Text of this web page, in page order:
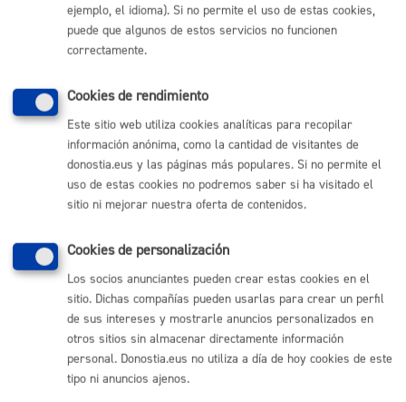
Comunícate con el Ayuntamiento de Donostia / San
Sebastián
(+34) 943 481 000
Buzón de la ciudadanía
Informar de un error en la web
Enlaces útiles
Perfil del contratante
Sede electrónica
Mapas - GeoDonostia
Sala de prensa
Mapa web
Otras páginas web corporativas
ejemplo, el idioma). Si no permite el uso de estas cookies,
puede que algunos de estos servicios no funcionen
correctamente.
Cookies de rendimiento
Este sitio web utiliza cookies analíticas para recopilar
información anónima, como la cantidad de visitantes de
donostia.eus y las páginas más populares. Si no permite el
uso de estas cookies no podremos saber si ha visitado el
sitio ni mejorar nuestra oferta de contenidos.
Cookies de personalización
Los socios anunciantes pueden crear estas cookies en el
sitio. Dichas compañías pueden usarlas para crear un perfil
de sus intereses y mostrarle anuncios personalizados en
otros sitios sin almacenar directamente información
personal. Donostia.eus no utiliza a día de hoy cookies de este
tipo ni anuncios ajenos.